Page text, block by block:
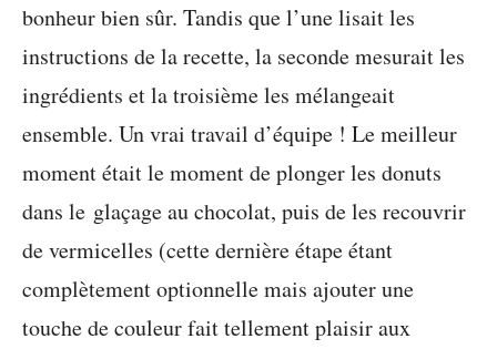
bonheur bien sûr. Tandis que l’une lisait les
instructions de la recette, la seconde mesurait les
ingrédients et la troisième les mélangeait
ensemble. Un vrai travail d’équipe ! Le meilleur
moment était le moment de plonger les donuts
dans le glaçage au chocolat, puis de les recouvrir
de vermicelles (cette dernière étape étant
complètement optionnelle mais ajouter une
touche de couleur fait tellement plaisir aux